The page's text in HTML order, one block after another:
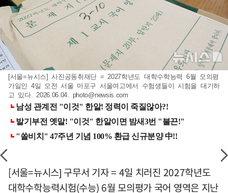
[서울=뉴시스] 사진공동취재단 = 2027학년도 대학수학능력 6월 모의평
가일인 4일 오전 서울 마포구 서울여고에서 수험생들이 시험을 대기하
고 있다. 2026.06.04. photo@newsis.com
[서울=뉴시스] 구무서 기자 = 4일 치러진 2027학년도
대학수학능력시험(수능) 6월 모의평가 국어 영역은 지난